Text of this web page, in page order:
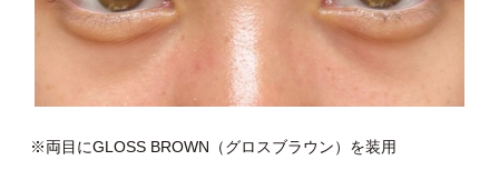
※両目にGLOSS BROWN（グロスブラウン）を装用